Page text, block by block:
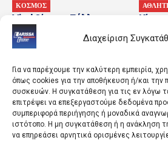
Διαχείριση
Για να παρέχουμε την καλύτερη εμπειρία,
όπως cookies για την αποθήκευση ή/και την
συσκευών. Η συγκατάθεση για τις εν λόγω
επιτρέψει να επεξεργαστούμε δεδομένα
συμπεριφορά περιήγησης ή μοναδικά
ιστότοπο. Η μη συγκατάθεση ή η ανάκληση
να επηρεάσει αρνητικά ορισμένες
ΚΟΣΜΟΣ
Viral βίντεο: Γάλλος
μουσικός νανουρίζει
αγέλη λιονταριών με το
του
από